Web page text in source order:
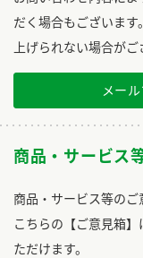
だく場合もございま
上げられない場合がご
メー
商品・サービス
商品・サービス等のご
こちらの【ご意見箱
ただけます。